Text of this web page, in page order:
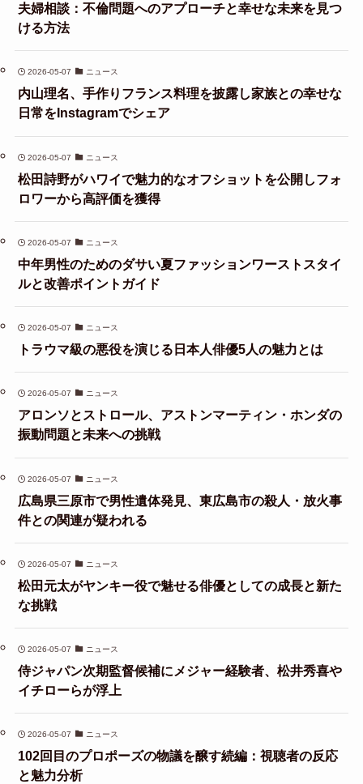
夫婦相談：不倫問題へのアプローチと幸せな未来を見つ
ける方法
2026-05-07 ニュース
内山理名、手作りフランス料理を披露し家族との幸せな
日常をInstagramでシェア
2026-05-07 ニュース
松田詩野がハワイで魅力的なオフショットを公開しフォ
ロワーから高評価を獲得
2026-05-07 ニュース
中年男性のためのダサい夏ファッションワーストスタイ
ルと改善ポイントガイド
2026-05-07 ニュース
トラウマ級の悪役を演じる日本人俳優5人の魅力とは
2026-05-07 ニュース
アロンソとストロール、アストンマーティン・ホンダの
振動問題と未来への挑戦
2026-05-07 ニュース
広島県三原市で男性遺体発見、東広島市の殺人・放火事
件との関連が疑われる
2026-05-07 ニュース
松田元太がヤンキー役で魅せる俳優としての成長と新た
な挑戦
2026-05-07 ニュース
侍ジャパン次期監督候補にメジャー経験者、松井秀喜や
イチローらが浮上
2026-05-07 ニュース
102回目のプロポーズの物議を醸す続編：視聴者の反応
と魅力分析